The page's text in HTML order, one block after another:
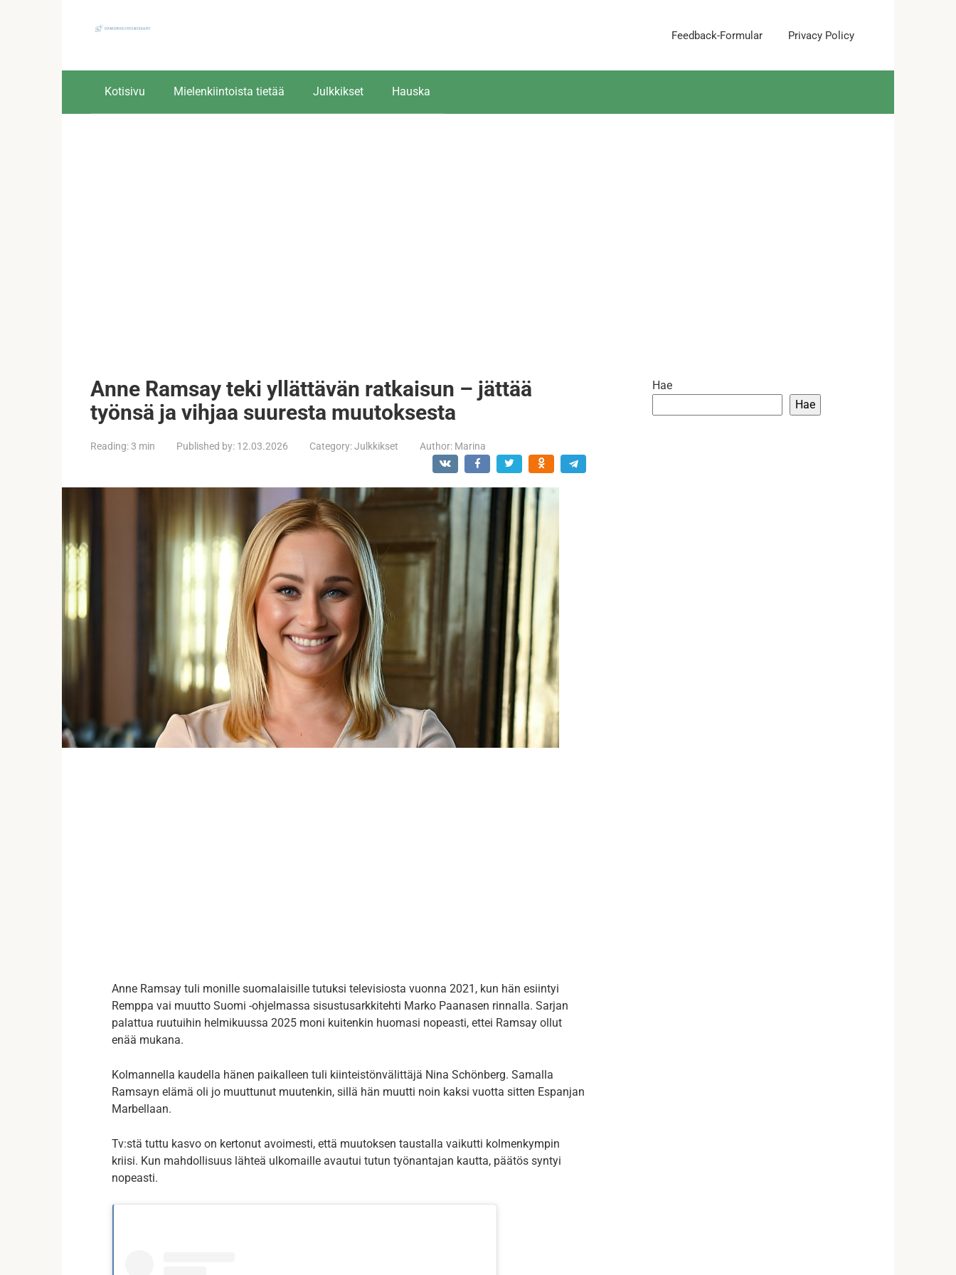
Feedback-Formular Privacy Policy
Kotisivu Mielenkiintoista tietää Julkkikset Hauska
Anne Ramsay teki yllättävän ratkaisun – jättää
työnsä ja vihjaa suuresta muutoksesta
Reading:3 min Published by: 12.03.2026 Category:Julkkikset Author: Marina
Anne Ramsay tuli monille suomalaisille tutuksi televisiosta vuonna 2021, kun hän esiintyi
Remppa vai muutto Suomi -ohjelmassa sisustusarkkitehti Marko Paanasen rinnalla. Sarjan
palattua ruutuihin helmikuussa 2025 moni kuitenkin huomasi nopeasti, ettei Ramsay ollut
enää mukana.
Kolmannella kaudella hänen paikalleen tuli kiinteistönvälittäjä Nina Schönberg. Samalla
Ramsayn elämä oli jo muuttunut muutenkin, sillä hän muutti noin kaksi vuotta sitten Espanjan
Marbellaan.
Tv:stä tuttu kasvo on kertonut avoimesti, että muutoksen taustalla vaikutti kolmenkympin
kriisi. Kun mahdollisuus lähteä ulkomaille avautui tutun työnantajan kautta, päätös syntyi
nopeasti.
Hae
Hae